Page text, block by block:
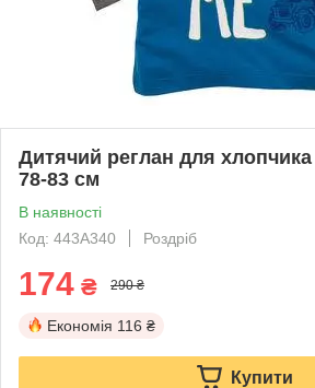
Дитячий реглан для хлопчика
78-83 см
В наявності
Код: 443A340
Роздріб
174 ₴ 290 ₴
Економія 116 ₴
Купити